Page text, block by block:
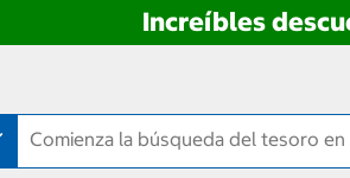
Increíbles